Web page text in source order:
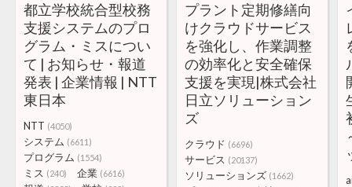
都立学校統合型校務
支援システムのプロ
グラム・ミスについ
て | お知らせ・報道
発表 | 企業情報 | NTT
東日本
NTT (4050)
システム (6611)
プログラム (1554)
ミス (240) 企業 (6616)
プラント定期修繕向
けクラウドサービス
を強化し、作業調整
の効率化と安全確保
支援を実現|株式会社
日立ソリューション
ズ
クラウド (6696)
サービス (20137)
ソリューションズ (1662)